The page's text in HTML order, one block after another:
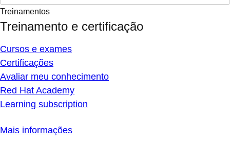
Treinamentos
Treinamento e certificação
Cursos e exames
Certificações
Avaliar meu conhecimento
Red Hat Academy
Learning subscription
Mais informações